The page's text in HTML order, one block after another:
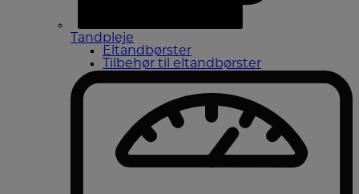
Tandpleje
Eltandbørster
Tilbehør til eltandbørster